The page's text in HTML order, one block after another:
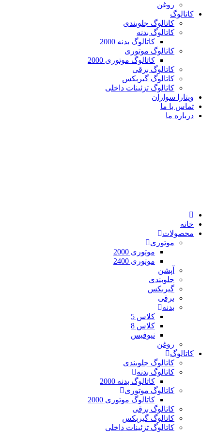
روغن
کاتالوگ
کاتالوگ جلوبندی
کاتالوگ بدنه
کاتالوگ بدنه 2000
کاتالوگ موتوری
کاتالوگ موتوری 2000
کاتالوگ برقی
کاتالوگ گیربکس
کاتالوگ تزئینات داخلی
ویتارا سواران
تماس با ما
درباره ما
خانه
محصولات
موتوری
موتوری 2000
موتوری 2400
آپشن
جلوبندی
گیربکس
برقی
بدنه
کلاس 5
کلاس 8
نیوفیس
روغن
کاتالوگ
کاتالوگ جلوبندی
کاتالوگ بدنه
کاتالوگ بدنه 2000
کاتالوگ موتوری
کاتالوگ موتوری 2000
کاتالوگ برقی
کاتالوگ گیربکس
کاتالوگ تزئینات داخلی